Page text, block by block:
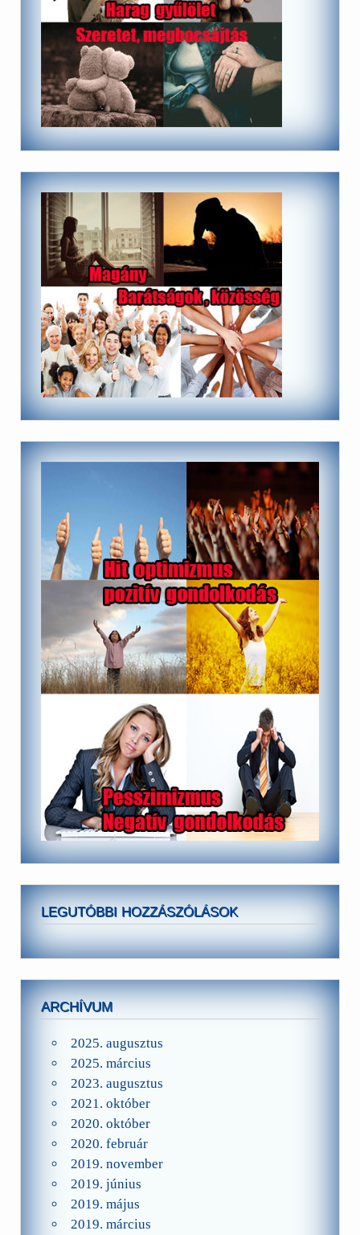
LEGUTÓBBI HOZZÁSZÓLÁSOK
ARCHÍVUM
2025. augusztus
2025. március
2023. augusztus
2021. október
2020. október
2020. február
2019. november
2019. június
2019. május
2019. március